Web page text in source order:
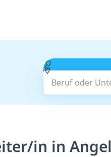
Beruf oder
in in